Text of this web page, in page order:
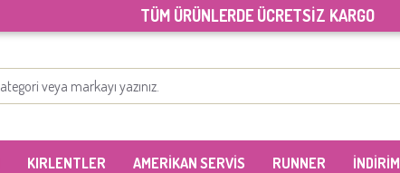
TÜM ÜRÜNLERDE ÜCRETSİZ KARGO
KIRLENTLER AMERİKAN SERVİS RUNNER İNDİRİM